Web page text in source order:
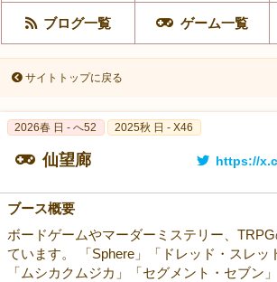
ブログ一覧 ゲーム一覧
サイトトップに戻る
2026春 日 - へ52 2025秋 日 - X46
仙望廊 https://
ブース概要
ボードゲームやマーダーミステリー、
ています。 「Sphere」「ドレッド・スレッ
「ムシカクムジカ」「セグメント・セブン